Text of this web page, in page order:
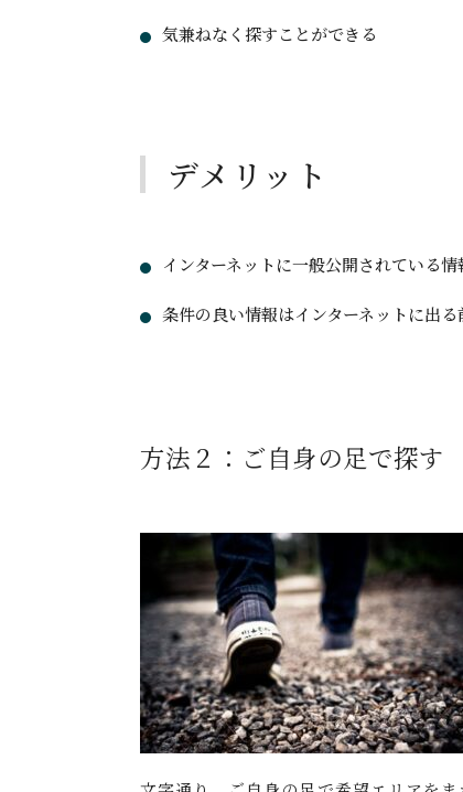
気兼ねなく探すことができる
デメリット
インターネットに一般公開されている
条件の良い情報はインターネットに出
方法２：ご自身の足で探す